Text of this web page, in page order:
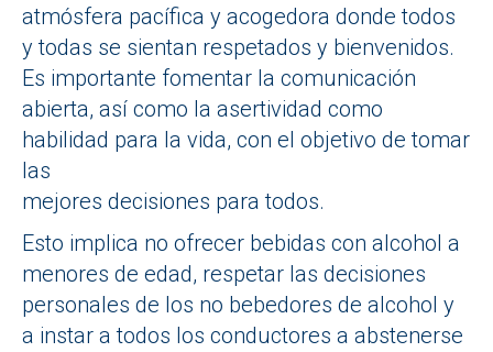
atmósfera pacífica y acogedora donde todos
y todas se sientan respetados y bienvenidos.
Es importante fomentar la comunicación
abierta, así como la asertividad como
habilidad para la vida, con el objetivo de tomar
las
mejores decisiones para todos.
Esto implica no ofrecer bebidas con alcohol a
menores de edad, respetar las decisiones
personales de los no bebedores de alcohol y
a instar a todos los conductores a abstenerse